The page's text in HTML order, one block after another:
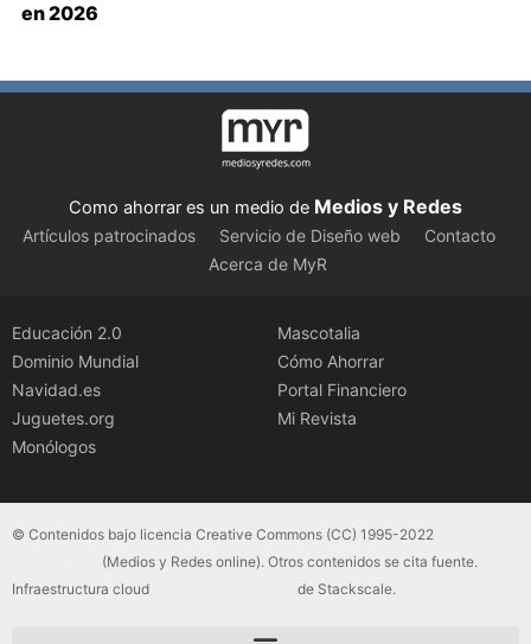
en 2026
Como ahorrar es un medio de Medios y Redes
Artículos patrocinados Servicio de Diseño web
Contacto
Acerca de MyR
Educación 2.0
Dominio Mundial
Navidad.es
Juguetes.org
Monólogos
Mascotalia
Cómo Ahorrar
Portal Financiero
Mi Revista
© Contenidos bajo licencia Creative Commons (CC) 1995-2022
(Medios y Redes online). Otros contenidos se cita fuente.
Infraestructura cloud
de Stackscale.